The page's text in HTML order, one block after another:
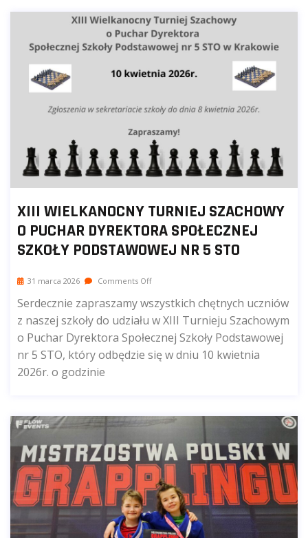
XIII WIELKANOCNY TURNIEJ SZACHOWY
O PUCHAR DYREKTORA SPOŁECZNEJ
SZKOŁY PODSTAWOWEJ NR 5 STO
31 marca 2026 Comments Off
Serdecznie zapraszamy wszystkich chętnych uczniów
z naszej szkoły do udziału w XIII Turnieju Szachowym
o Puchar Dyrektora Społecznej Szkoły Podstawowej
nr 5 STO, który odbędzie się w dniu 10 kwietnia
2026r. o godzinie